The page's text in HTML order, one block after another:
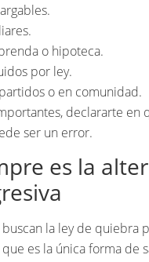
o hipoteca.
por ley.
o en comunidad.
declararte en
ser un error.
es la
la ley de quiebra
es la única forma de